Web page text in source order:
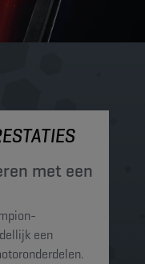
met een
een